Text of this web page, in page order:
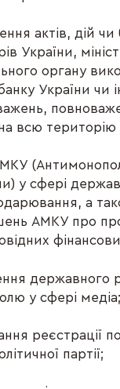
актів, дій чи
України,
органу
України чи
всю територію
у сфері
а
АМКУ про
державного
у сфері медіа;
реєстрації
партії;